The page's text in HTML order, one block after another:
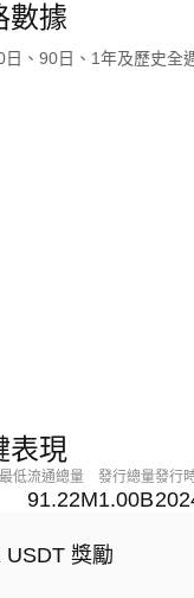
數據
、90日、1年及歷史全
表現
低流通總量
91.22M
發行總量
1.00B
發行
USDT 獎勵